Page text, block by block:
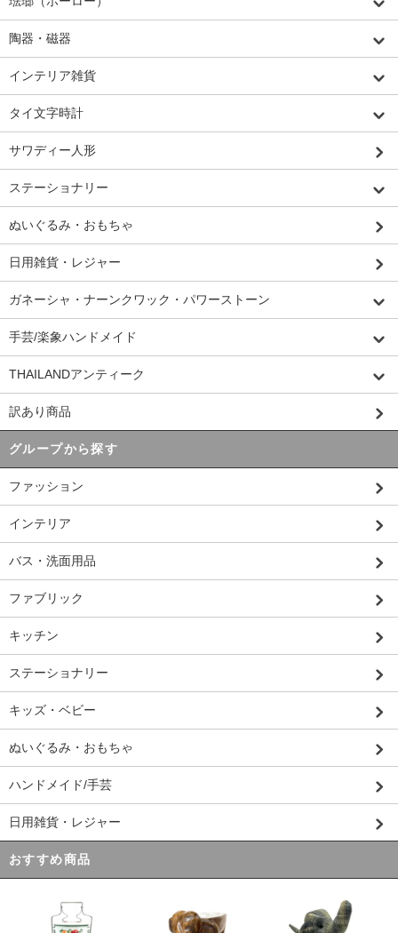
陶器・磁器
インテリア雑貨
タイ文字時計
サワディー人形
ステーショナリー
ぬいぐるみ・おもちゃ
日用雑貨・レジャー
ガネーシャ・ナーンクワック・パワーストーン
手芸/楽象ハンドメイド
THAILANDアンティーク
訳あり商品
グループから探す
ファッション
インテリア
バス・洗面用品
ファブリック
キッチン
ステーショナリー
キッズ・ベビー
ぬいぐるみ・おもちゃ
ハンドメイド/手芸
日用雑貨・レジャー
おすすめ商品